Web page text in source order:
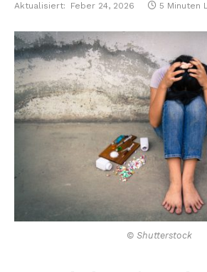
Aktualisiert:
Feber 24, 2026 5 Minuten
© Shutterstock